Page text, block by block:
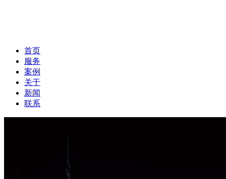
首页
服务
案例
关于
新闻
联系